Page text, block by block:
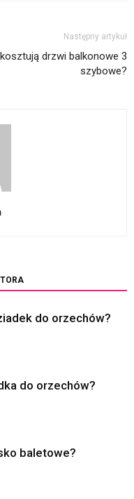
Następny artykuł
drzwi balkonowe 3
szybowe?
do orzechów?
do orzechów?
baletowe?